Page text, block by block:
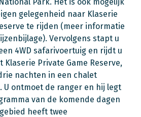
gelegenheid naar Klaserie
te rijden (meer informatie
Vervolgens stapt u
4WD safarivoertuig en rijdt u
Klaserie Private Game Reserve,
nachten in een chalet
U ontmoet de ranger en hij legt
van de komende dagen
heeft twee